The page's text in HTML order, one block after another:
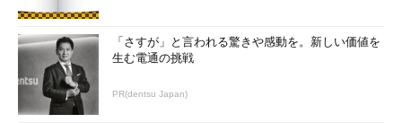
SELECT SUM (TotalDue) 支払合計額
FROM
Sales
SalesOrderHeader
  WHERE
支払合計額
「さすが」と言われる驚きや感動を。新しい価値を
生む電通の挑戦
PR(dentsu Japan)